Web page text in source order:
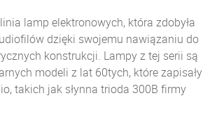
lamp elektronowych, która zdobyła
dzięki swojemu nawiązaniu do
konstrukcji. Lampy z tej serii są
modeli z lat 60tych, które zapisały
takich jak słynna trioda 300B firmy